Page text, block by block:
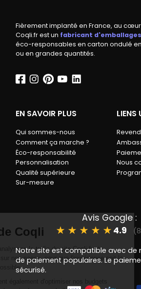
Fièrement implanté en France, au
Coqli.fr est un fabricant
éco-responsables en carton ondulé
ou en grandes quantités.
EN SAVOIR PLUS
Qui sommes-nous
Comment ça marche ?
Éco-responsabilité
Personnalisation
Qualité supérieure
Sur-mesure
LIENS
Nous
Avis Google :
★ ★ ★ ★ ★ 4.9
Notre site est compatible avec de
de paiement populaires. Le
sécurisé.